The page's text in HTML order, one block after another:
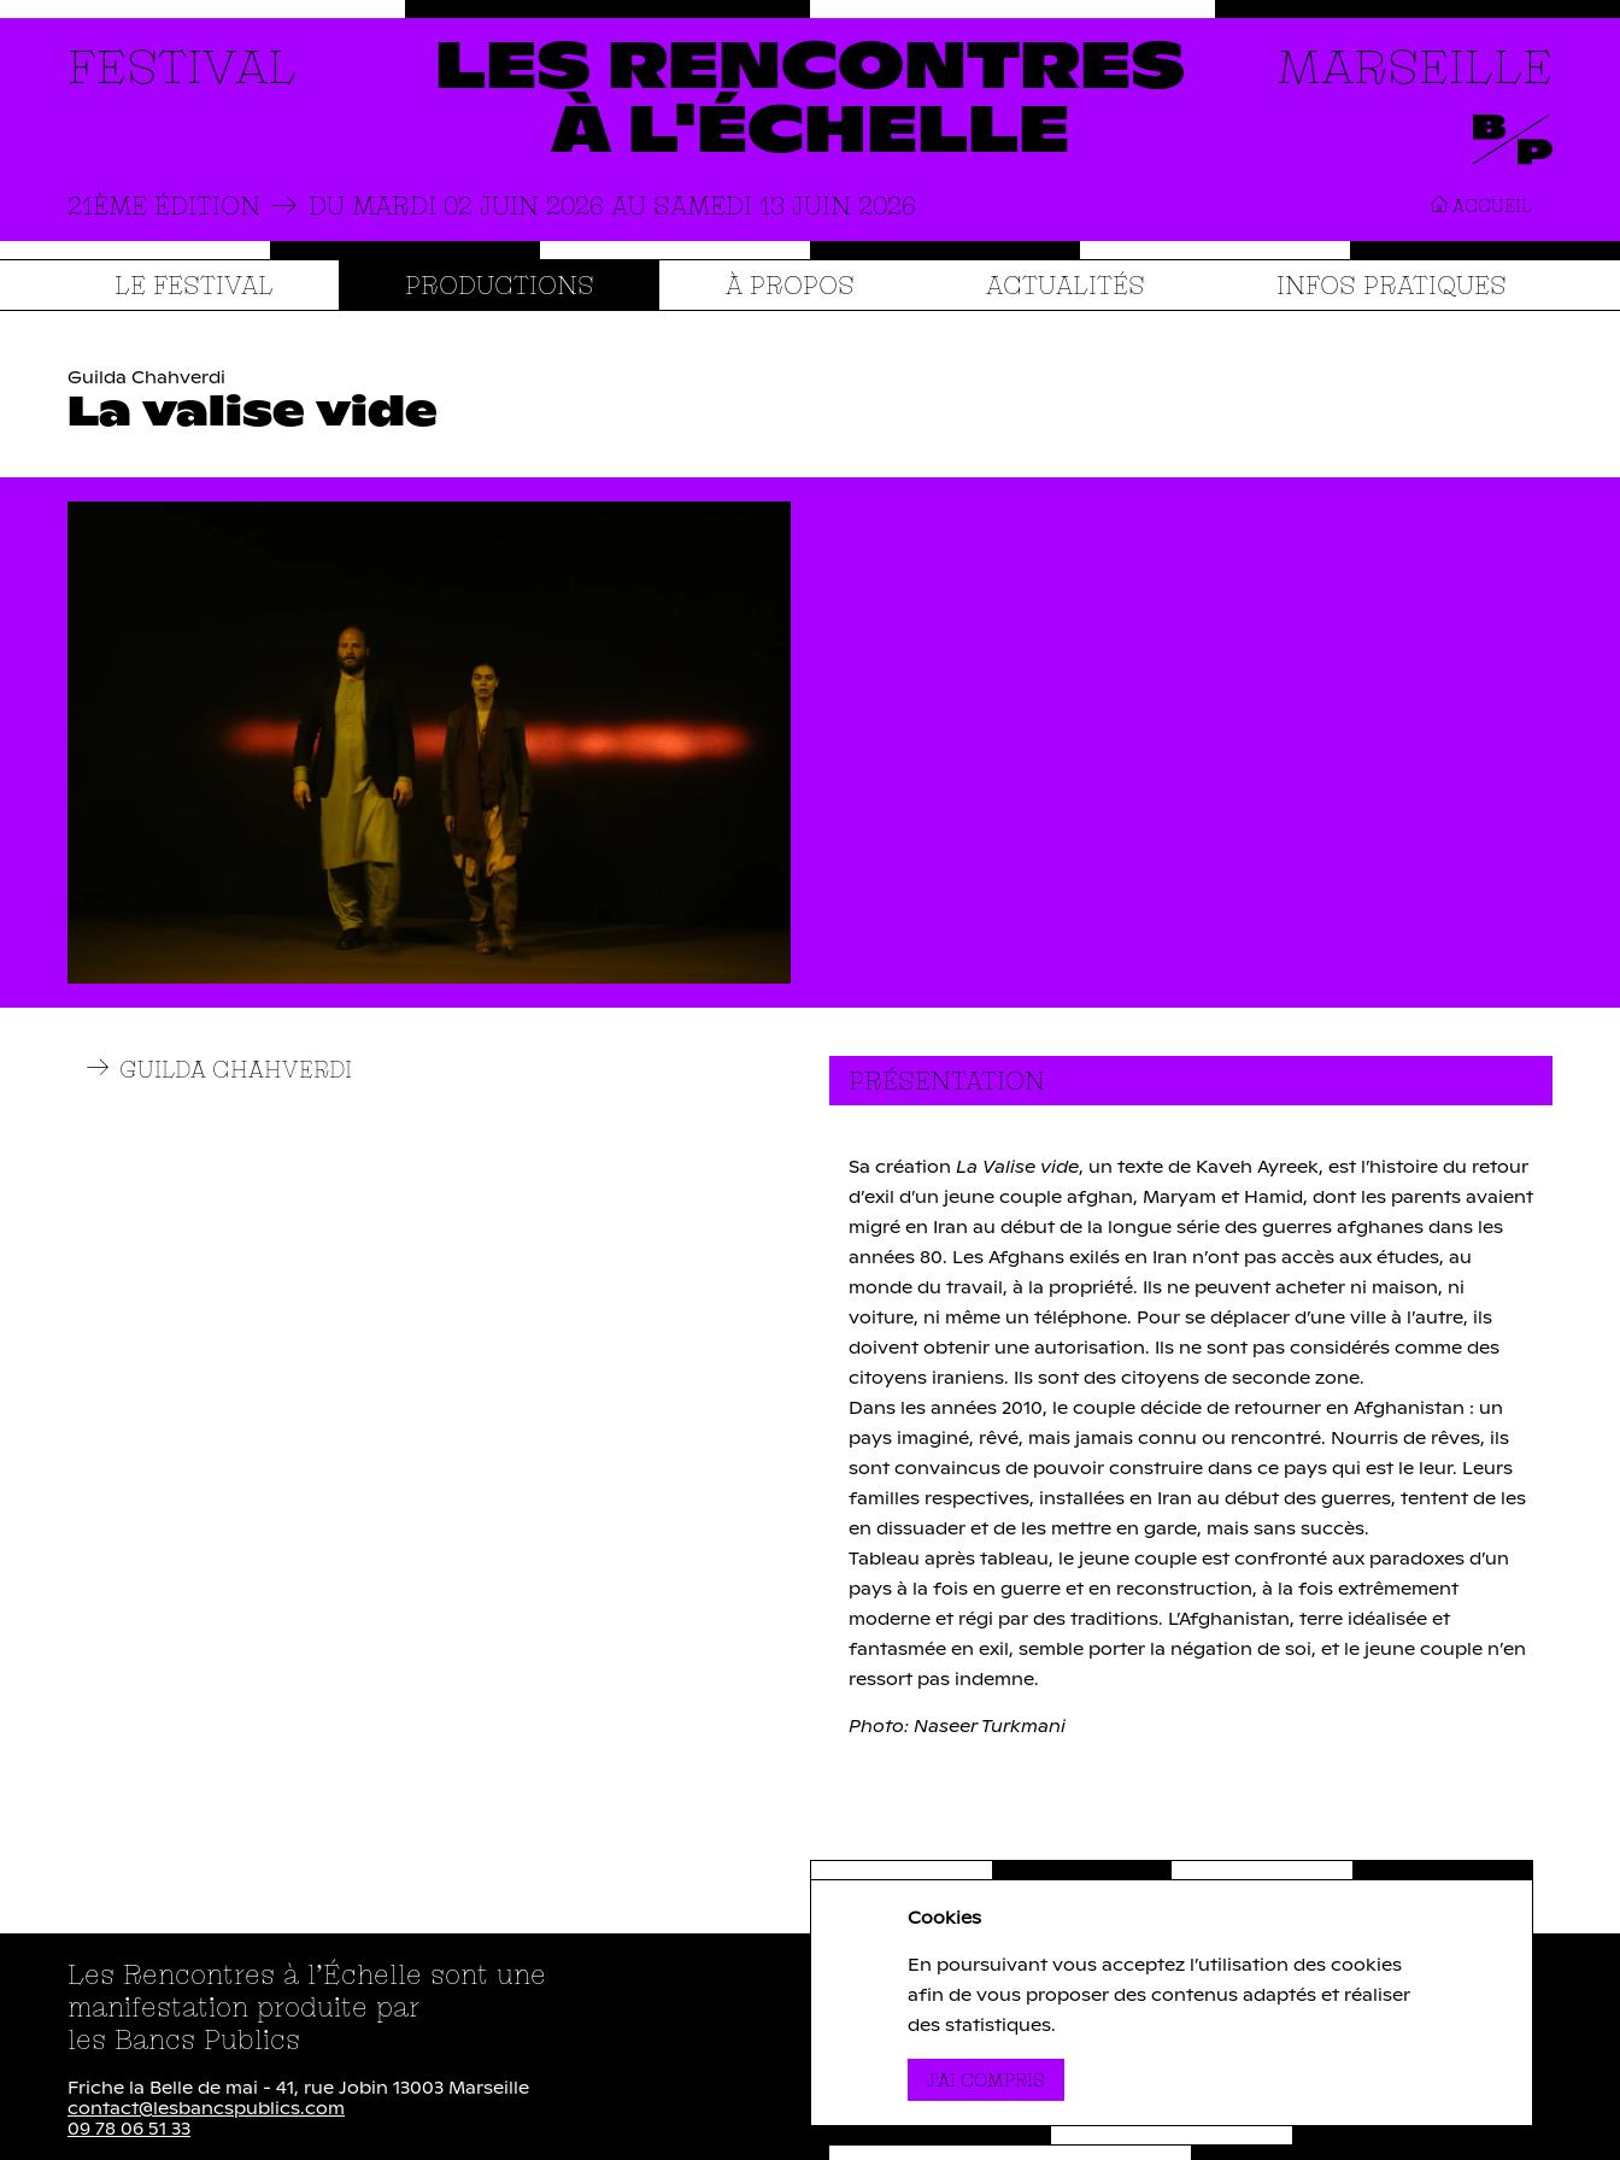
LES
RENCONTRES
À
L'ÉCHELLE
FESTIVAL MARSEILLE
21ÈME ÉDITION DU MARDI 02 JUIN 2026 AU SAMEDI 13 JUIN 2026 ACCUEIL
Cookies
En poursuivant vous acceptez l’utilisation des cookies
afin de vous proposer des contenus adaptés et réaliser
des statistiques.
J'AI COMPRIS
LE FESTIVAL PRODUCTIONS À PROPOS ACTUALITÉS INFOS PRATIQUES
La valise vide
Guilda Chahverdi
GUILDA CHAHVERDI PRÉSENTATION
Sa création La Valise vide, un texte de Kaveh Ayreek, est l’histoire du retour
d’exil d’un jeune couple afghan, Maryam et Hamid, dont les parents avaient
migré en Iran au début de la longue série des guerres afghanes dans les
années 80. Les Afghans exilés en Iran n’ont pas accès aux études, au
monde du travail, à la propriété́. Ils ne peuvent acheter ni maison, ni
voiture, ni même un téléphone. Pour se déplacer d’une ville à l’autre, ils
doivent obtenir une autorisation. Ils ne sont pas considérés comme des
citoyens iraniens. Ils sont des citoyens de seconde zone.
Dans les années 2010, le couple décide de retourner en Afghanistan : un
pays imaginé, rêvé, mais jamais connu ou rencontré. Nourris de rêves, ils
sont convaincus de pouvoir construire dans ce pays qui est le leur. Leurs
familles respectives, installées en Iran au début des guerres, tentent de les
en dissuader et de les mettre en garde, mais sans succès.
Tableau après tableau, le jeune couple est confronté aux paradoxes d’un
pays à la fois en guerre et en reconstruction, à la fois extrêmement
moderne et régi par des traditions. L’Afghanistan, terre idéalisée et
fantasmée en exil, semble porter la négation de soi, et le jeune couple n’en
ressort pas indemne.
Photo: Naseer Turkmani
Les Rencontres à l’Échelle sont une
manifestation produite par
les Bancs Publics
Friche la Belle de mai - 41, rue Jobin 13003 Marseille
contact@lesbancspublics.com
09 78 06 51 33
Newsletter Brochure ( pdf - 1.1Mo
Archives